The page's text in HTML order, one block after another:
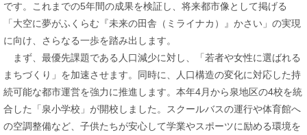
です。これまでの5年間の成果を検証し、将来都市像として掲げる
「大空に夢がふくらむ『未来の田舎（ミライナカ）』かさい」の実現
に向け、さらなる一歩を踏み出します。
まず、最優先課題である人口減少に対し、「若者や女性に選ばれる
まちづくり」を加速させます。同時に、人口構造の変化に対応した持
続可能な都市運営を強力に推進します。本年4月から泉地区の4校を統
合した「泉小学校」が開校しました。スクールバスの運行や体育館へ
の空調整備など、子供たちが安心して学業やスポーツに励める環境を